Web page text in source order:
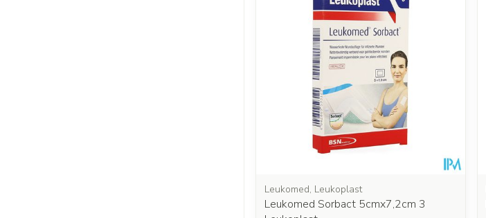
Leukomed, Leukoplast
Leukomed Sorbact 5cmx7,2cm 3